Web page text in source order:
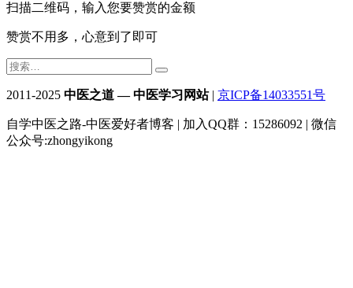
扫描二维码，输入您要赞赏的金额
赞赏不用多，心意到了即可
2011-2025 中医之道 — 中医学习网站| 京ICP备14033551号
自学中医之路-中医爱好者博客 | 加入QQ群：15286092 | 微信
公众号:zhongyikong